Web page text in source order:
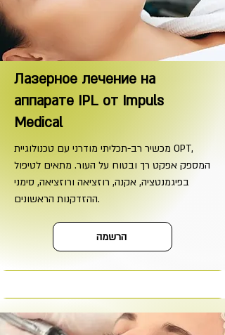
Лазерное лечение на
аппарате IPL от Impuls
Medical
מכשיר רב-תכליתי מודרני עם טכנולוגיית OPT,
המספק אפקט רך ובטוח על העור. מתאים לטיפול
בפיגמנטציה, אקנה, רוזציאה ורוזציאה, סימני
ההזדקנות הראשונים.
הרשמה